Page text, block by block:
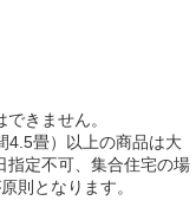
きません。
4.5畳）以上の商品は大
指定不可 、集合住宅の場
則となります。